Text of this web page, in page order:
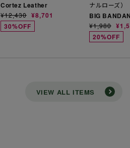
Cortez Leather
通
常
¥12,430 セ
¥8,701
30%OFF
ナルローズ）
BIG
通
常
¥1,980 セ
ー
20%OFF
VIEW ALL ITEMS